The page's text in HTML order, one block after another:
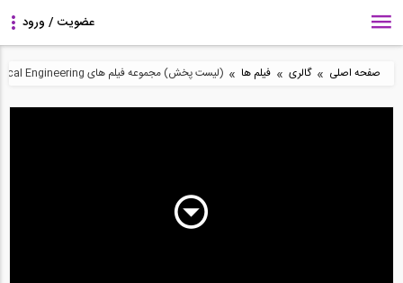
صفحه اصلی » گالری » فیلم ها » (لیست پخش) مجموعه فیلم های Practical Engineering (ترجمه و دوبله اختصاصی 808)